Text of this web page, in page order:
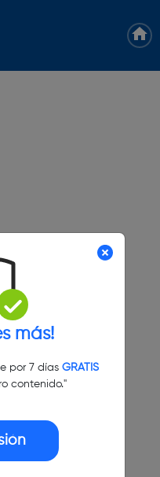
más!
por 7 días GRATIS
contenido."